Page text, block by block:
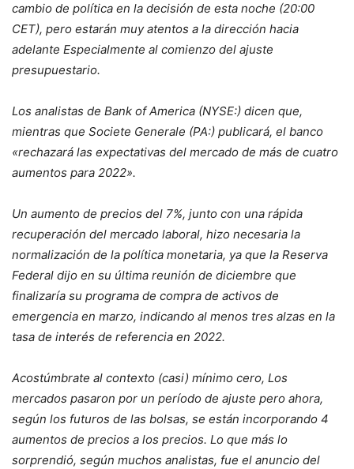
cambio de política en la decisión de esta noche (20:00
CET), pero estarán muy atentos a la dirección hacia
adelante Especialmente al comienzo del ajuste
presupuestario.
Los analistas de Bank of America (NYSE:) dicen que,
mientras que Societe Generale (PA:) publicará, el banco
«rechazará las expectativas del mercado de más de cuatro
aumentos para 2022».
Un aumento de precios del 7%, junto con una rápida
recuperación del mercado laboral, hizo necesaria la
normalización de la política monetaria, ya que la Reserva
Federal dijo en su última reunión de diciembre que
finalizaría su programa de compra de activos de
emergencia en marzo, indicando al menos tres alzas en la
tasa de interés de referencia en 2022.
Acostúmbrate al contexto (casi) mínimo cero, Los
mercados pasaron por un período de ajuste pero ahora,
según los futuros de las bolsas, se están incorporando 4
aumentos de precios a los precios. Lo que más lo
sorprendió, según muchos analistas, fue el anuncio del